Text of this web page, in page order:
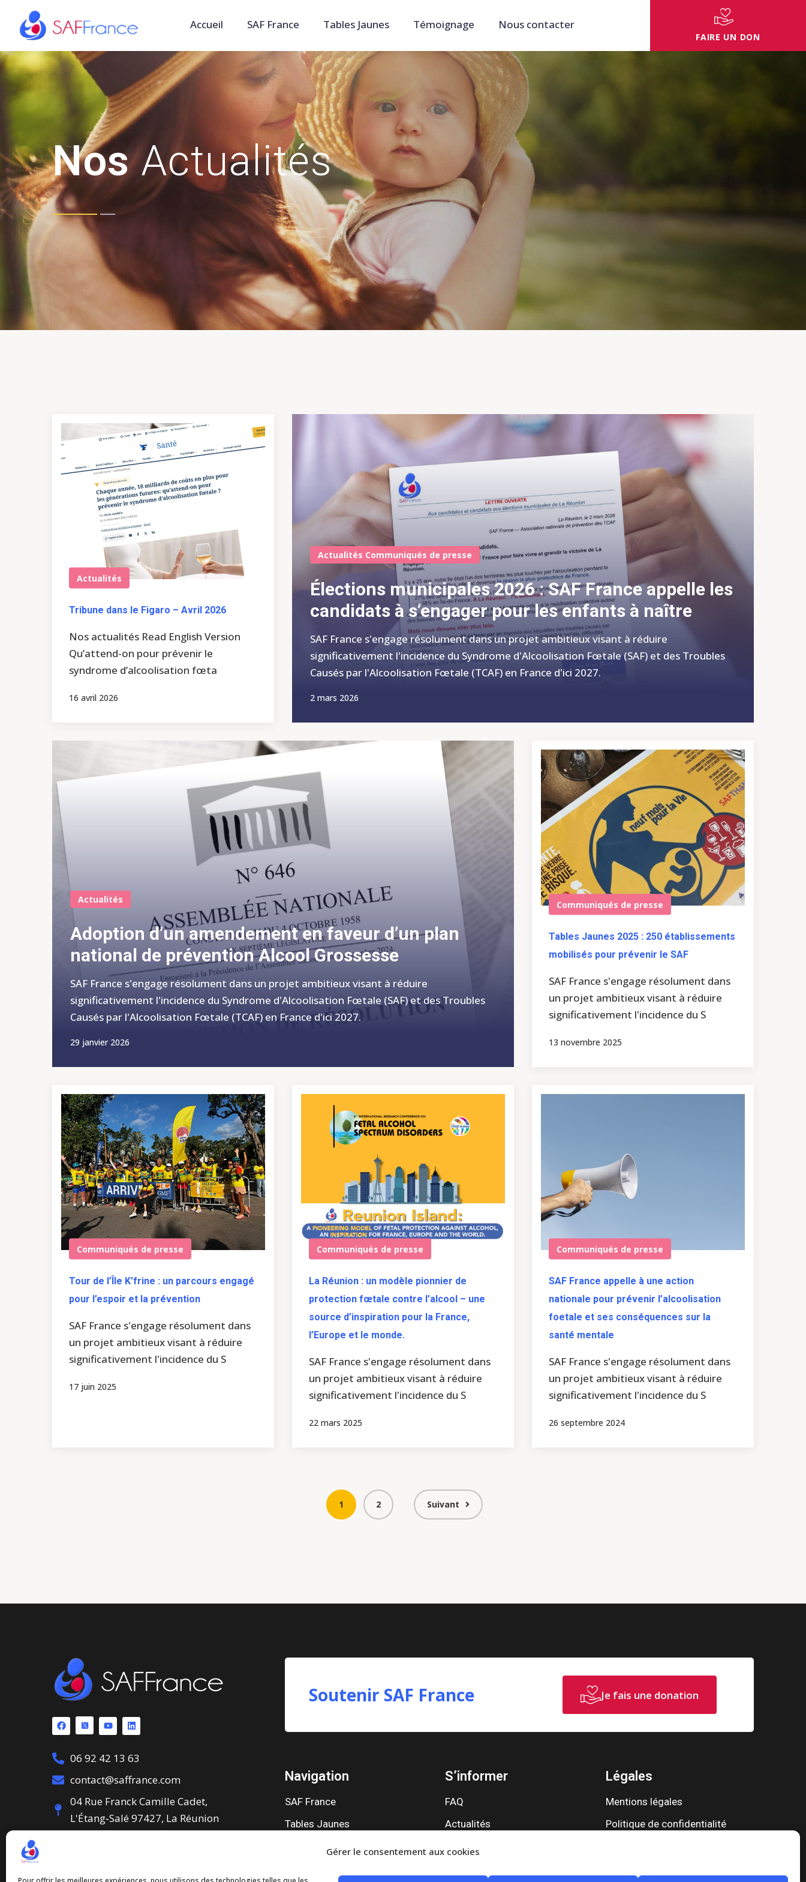
Gérer le consentement aux cookies
Accueil SAF France Tables Jaunes Témoignage Nous contacter
FAIRE UN DON
NosActualités
Actualités
Tribune dans le Figaro – Avril 2026
Nos actualités Read English Version
Qu’attend-on pour prévenir le
syndrome d’alcoolisation fœta
16 avril 2026
Actualités Communiqués de presse
Élections municipales 2026 : SAF France appelle les
candidats à s’engager pour les enfants à naître
SAF France s'engage résolument dans un projet ambitieux visant à réduire
significativement l'incidence du Syndrome d'Alcoolisation Fœtale (SAF) et des Troubles
Causés par l'Alcoolisation Fœtale (TCAF) en France d'ici 2027.
2 mars 2026
Actualités
Adoption d’un amendement en faveur d’un plan
national de prévention Alcool Grossesse
SAF France s'engage résolument dans un projet ambitieux visant à réduire
significativement l'incidence du Syndrome d'Alcoolisation Fœtale (SAF) et des Troubles
Causés par l'Alcoolisation Fœtale (TCAF) en France d'ici 2027.
29 janvier 2026
Communiqués de presse
Tables Jaunes 2025 : 250 établissements
mobilisés pour prévenir le SAF
SAF France s'engage résolument dans
un projet ambitieux visant à réduire
significativement l'incidence du S
13 novembre 2025
Communiqués de presse
Tour de l’Île K’frine : un parcours engagé
pour l’espoir et la prévention
SAF France s'engage résolument dans
un projet ambitieux visant à réduire
significativement l'incidence du S
17 juin 2025
Communiqués de presse
La Réunion : un modèle pionnier de
protection fœtale contre l’alcool – une
source d’inspiration pour la France,
l’Europe et le monde.
SAF France s'engage résolument dans
un projet ambitieux visant à réduire
significativement l'incidence du S
22 mars 2025
Communiqués de presse
SAF France appelle à une action
nationale pour prévenir l’alcoolisation
foetale et ses conséquences sur la
santé mentale
SAF France s'engage résolument dans
un projet ambitieux visant à réduire
significativement l'incidence du S
26 septembre 2024
1 2 Suivant
06 92 42 13 63
contact@saffrance.com
04 Rue Franck Camille Cadet,
L'Étang‑Salé 97427, La Réunion
Soutenir SAF France Je fais une donation
Navigation
SAF France
Tables Jaunes
Témoignage
S’informer
FAQ
Actualités
Notre site internet
Légales
Mentions légales
Politique de confidentialité